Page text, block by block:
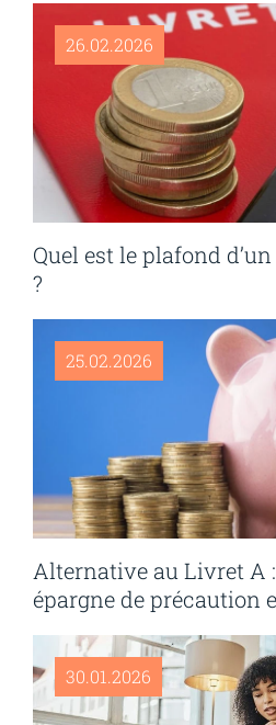
26.02.2026
Quel est le plafond
?
25.02.2026
Alternative au Livret A
épargne de précaution
30.01.2026